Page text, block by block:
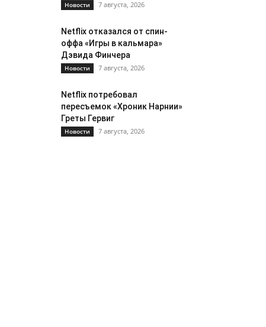
Новости 7 августа, 2026
Netflix отказался от спин-
оффа «Игры в кальмара»
Дэвида Финчера
Новости 7 августа, 2026
Netflix потребовал
пересъемок «Хроник Нарнии»
Греты Гервиг
Новости 7 августа, 2026